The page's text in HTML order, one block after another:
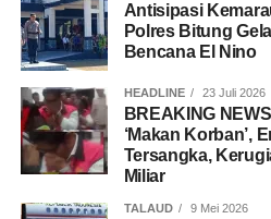
Antisipasi
Polres Bitung
Bencana El Nino
HEADLINE 23 Juli 2026
BREAKING
‘Makan Korban’,
Tersangka,
Miliar
TALAUD 9 Mei 2026